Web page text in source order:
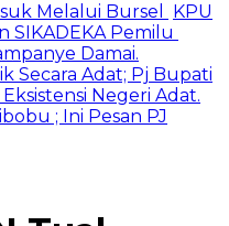
Melalui Bursel
KPU
SIKADEKA Pemilu
Damai.
Secara Adat; Pj Bupati
Negeri Adat.
; Ini Pesan PJ